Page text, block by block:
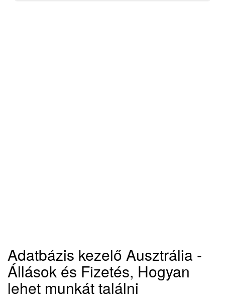
Adatbázis kezelő Ausztrália -
Állások és Fizetés, Hogyan
lehet munkát találni